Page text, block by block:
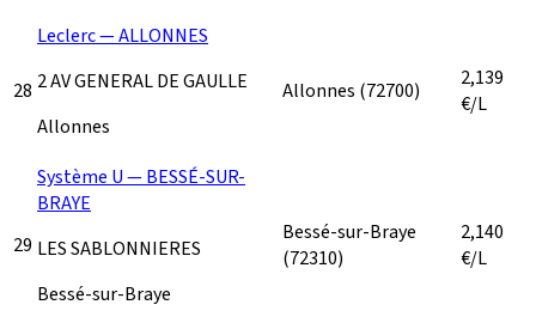
28
Leclerc — ALLONNES
2 AV GENERAL DE GAULLE
Allonnes
Allonnes (72700)
2,139
€/L
29
Système U — BESSÉ-SUR-
BRAYE
LES SABLONNIERES
Bessé-sur-Braye
Bessé-sur-Braye
(72310)
2,140
€/L